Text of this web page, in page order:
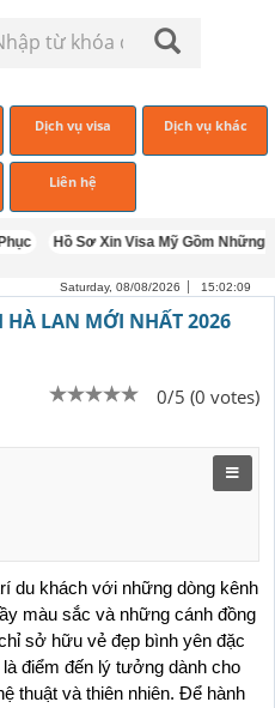
Dịch vụ visa Dịch vụ khác
Liên hệ
Hồ Sơ Xin Visa Mỹ Gồm Những Gì?
Saturday, 08/08/2026 15:02:10
HÀ LAN MỚI NHẤT 2026
0/5 (0 votes)
du khách với những dòng kênh
màu sắc và những cánh đồng
sở hữu vẻ đẹp bình yên đặc
điểm đến lý tưởng dành cho
thuật và thiên nhiên. Để hành